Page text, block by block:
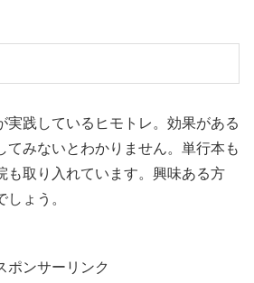
実践しているヒモトレ。効果がある
てみないとわかりません。単行本も
も取り入れています。興味ある方
ょう。
ポンサーリンク